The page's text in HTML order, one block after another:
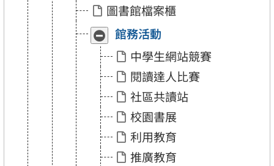
圖書館檔案櫃
收
合
「館
活
動」
展
開
「館
活
動」
館務活動
中學生網站競賽
閱讀達人比賽
社區共讀站
校園書展
利用教育
推廣教育